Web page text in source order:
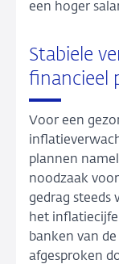
een hoger
Stabiele
financieel
Voor een
plannen
noodzaak
gedrag steeds
het
banken van
afgesproken